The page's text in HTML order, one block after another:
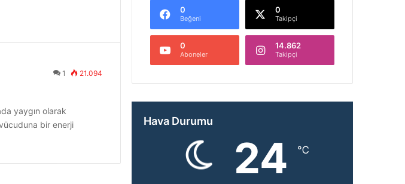
1 21.094
yaygın olarak
bir enerji
0
Beğeni
0
Takipçi
0
Aboneler
14.862
Takipçi
Hava Durumu
24 ℃